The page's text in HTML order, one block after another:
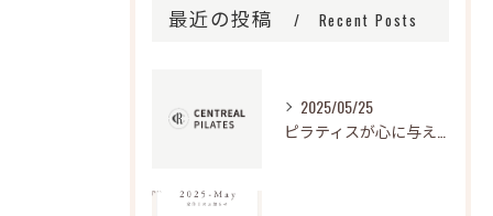
最近の投稿 Recent Posts
2025/05/25